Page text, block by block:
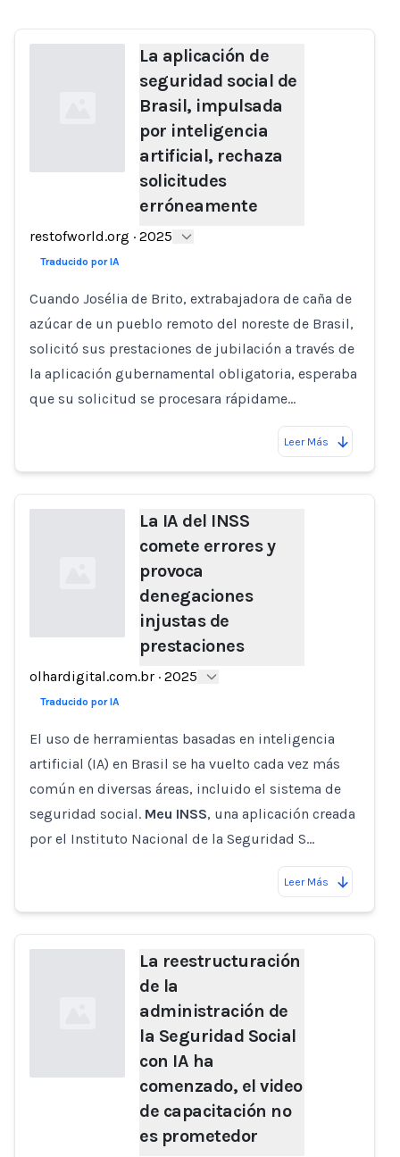
La aplicación de
seguridad social de
Brasil, impulsada
por inteligencia
artificial, rechaza
solicitudes
erróneamente
restofworld.org · 2025
Traducido por IA
Cuando Josélia de Brito, extrabajadora de caña de
azúcar de un pueblo remoto del noreste de Brasil,
solicitó sus prestaciones de jubilación a través de
la aplicación gubernamental obligatoria, esperaba
que su solicitud se procesara rápidame…
Leer Más
Loading...
La IA del INSS
comete errores y
provoca
denegaciones
injustas de
prestaciones
olhardigital.com.br · 2025
Traducido por IA
El uso de herramientas basadas en inteligencia
artificial (IA) en Brasil se ha vuelto cada vez más
común en diversas áreas, incluido el sistema de
seguridad social. Meu INSS, una aplicación creada
por el Instituto Nacional de la Seguridad S…
Leer Más
La reestructuración
de la
administración de
la Seguridad Social
con IA ha
comenzado, el video
de capacitación no
es prometedor